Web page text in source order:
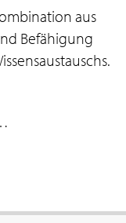
aus
Befähigung